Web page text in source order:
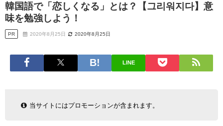
韓国語で「恋しくなる」とは？【그리워지다】意
味を勉強しよう！
PR 2020年8月25日 2020年8月25日
LINE
当サイトにはプロモーションが含まれます。